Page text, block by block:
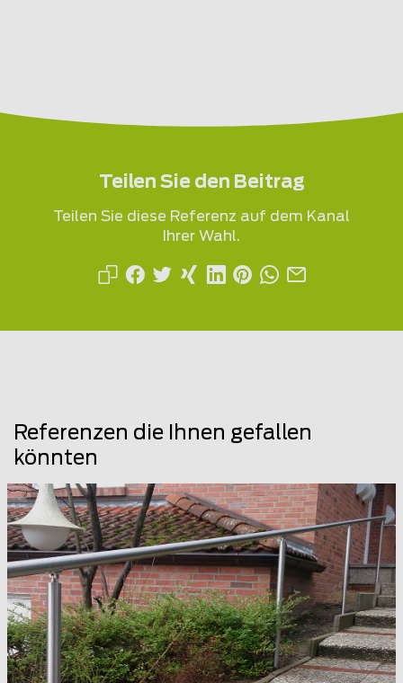
Teilen Sie den Beitrag
Teilen Sie diese Referenz auf dem Kanal
Ihrer Wahl.
Referenzen die Ihnen gefallen
könnten